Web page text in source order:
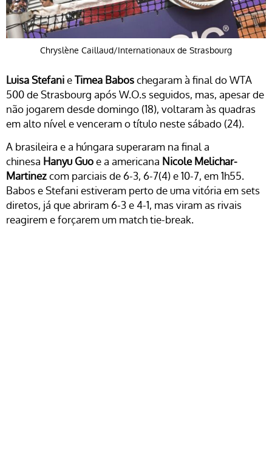
Chryslène Caillaud/Internationaux de Strasbourg
Luisa StefanieTimea Baboschegaram à final do WTA
500 de Strasbourg após W.O.s seguidos, mas, apesar de
não jogarem desde domingo (18), voltaram às quadras
em alto nível e venceram o título neste sábado (24).
A brasileira e a húngara superaram na final a
chinesa Hanyu Guoe a americana Nicole Melichar-
Martinezcom parciais de 6-3, 6-7(4) e 10-7, em 1h55.
Babos e Stefani estiveram perto de uma vitória em sets
diretos, já que abriram 6-3 e 4-1, mas viram as rivais
reagirem e forçarem um match tie-break.